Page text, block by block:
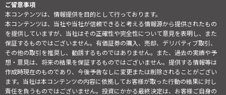
ご留意事項
本コンテンツは、情報提供を目的として行っております。
本コンテンツは、当社や当社が信頼できると考える情報源から提供されたもの
を提供していますが、当社はその正確性や完全性について意見を表明し、また
保証するものではございません。有価証券の購入、売却、デリバティブ取引、
その他の取引を推奨し、勧誘するものではありません。また、過去の実績や予
想・意見は、将来の結果を保証するものではございません。提供する情報等は
作成時現在のものであり、今後予告なしに変更または削除されることがござい
ます。当社は本コンテンツの内容に依拠してお客様が取った行動の結果に対し
責任を負うものではございません。投資にかかる最終決定は、お客様ご自身の